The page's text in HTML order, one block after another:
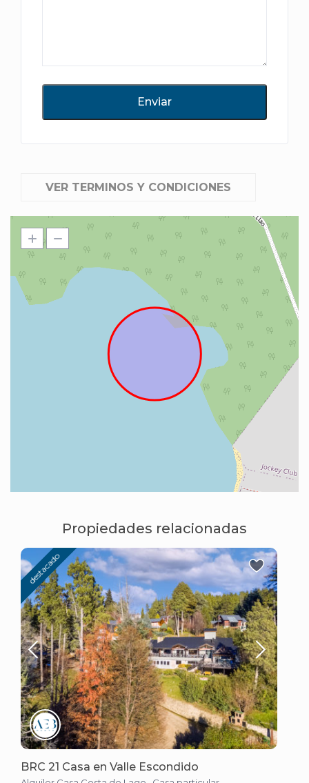
VER TERMINOS Y CONDICIONES
Propiedades relacionadas
destacado
BRC 21 Casa en Valle Escondido